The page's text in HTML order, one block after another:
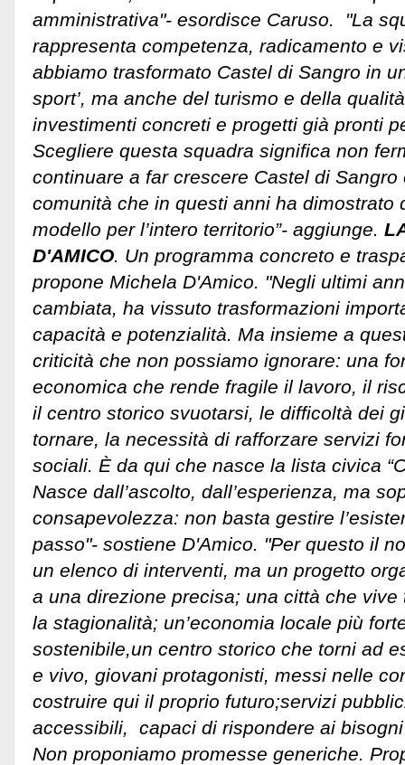
amministrativa"- esordisce Caruso. "La
rappresenta competenza, radicamento e
abbiamo trasformato Castel di Sangro in
sport’, ma anche del turismo e della
investimenti concreti e progetti già pronti
Scegliere questa squadra significa non
continuare a far crescere Castel di
comunità che in questi anni ha dimostrato
modello per l’intero territorio”- aggiunge.
D'AMICO . Un programma concreto e
propone Michela D'Amico. "Negli ultimi
cambiata, ha vissuto trasformazioni
capacità e potenzialità. Ma insieme a
criticità che non possiamo ignorare: una
economica che rende fragile il lavoro, il
il centro storico svuotarsi, le difficoltà dei
tornare, la necessità di rafforzare servizi
sociali. È da qui che nasce la lista civica
Nasce dall’ascolto, dall’esperienza, ma
consapevolezza: non basta gestire
passo"- sostiene D'Amico. "Per questo il
un elenco di interventi, ma un progetto
a una direzione precisa; una città che vive
la stagionalità; un’economia locale più
sostenibile,un centro storico che torni ad
e vivo, giovani protagonisti, messi nelle
costruire qui il proprio futuro;servizi
accessibili, capaci di rispondere ai
Non proponiamo promesse generiche.